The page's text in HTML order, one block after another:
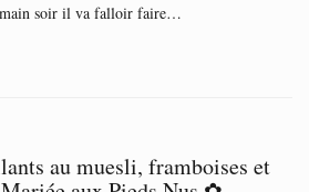
soir il va falloir faire…
au muesli, framboises et